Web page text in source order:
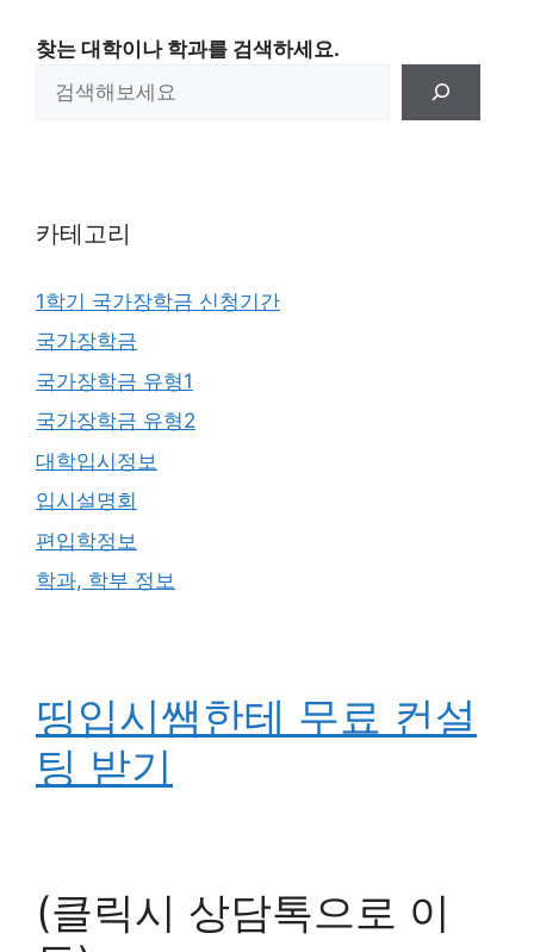
찾는 대학이나 학과를 검색하세요.
카테고리
1학기 국가장학금 신청기간
국가장학금
국가장학금 유형1
국가장학금 유형2
대학입시정보
입시설명회
편입학정보
학과, 학부 정보
띵입시쌤한테 무료 컨설
팅 받기
(클릭시 상담톡으로 이